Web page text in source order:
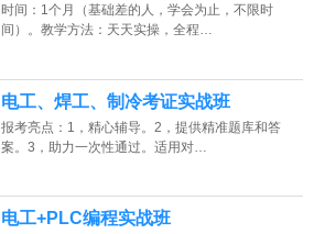
时间：1个月（基础差的人，学会为止，不限时
间）。教学方法：天天实操，全程…
电工、焊工、制冷考证实战班
报考亮点：1，精心辅导。2，提供精准题库和答
案。3，助力一次性通过。适用对…
电工+PLC编程实战班